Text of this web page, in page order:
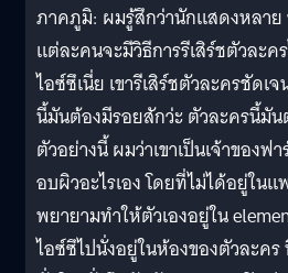
ภาคภูมิ: ผมรู้สึกว่านักแสดงหลา
แต่ละคนจะมีวิธีการรีเสิร์ชตัวละค
ไอซ์ซึเนี่ย เขารีเสิร์ชตัวละครชัด
นี้มันต้องมีรอยสักว่ะ ตัวละครนี้มั
ตัวอย่างนี้ ผมว่าเขาเป็นเจ้าของฟ
อบผิวอะไรเอง โดยที่ไม่ได้อยู่ในแ
พยายามทำให้ตัวเองอยู่ใน
ไอซ์ซึไปนั่งอยู่ในห้องของตัวละคร